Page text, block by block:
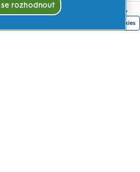
Souhlas Pro Soubory Cookies
se rozhodnout